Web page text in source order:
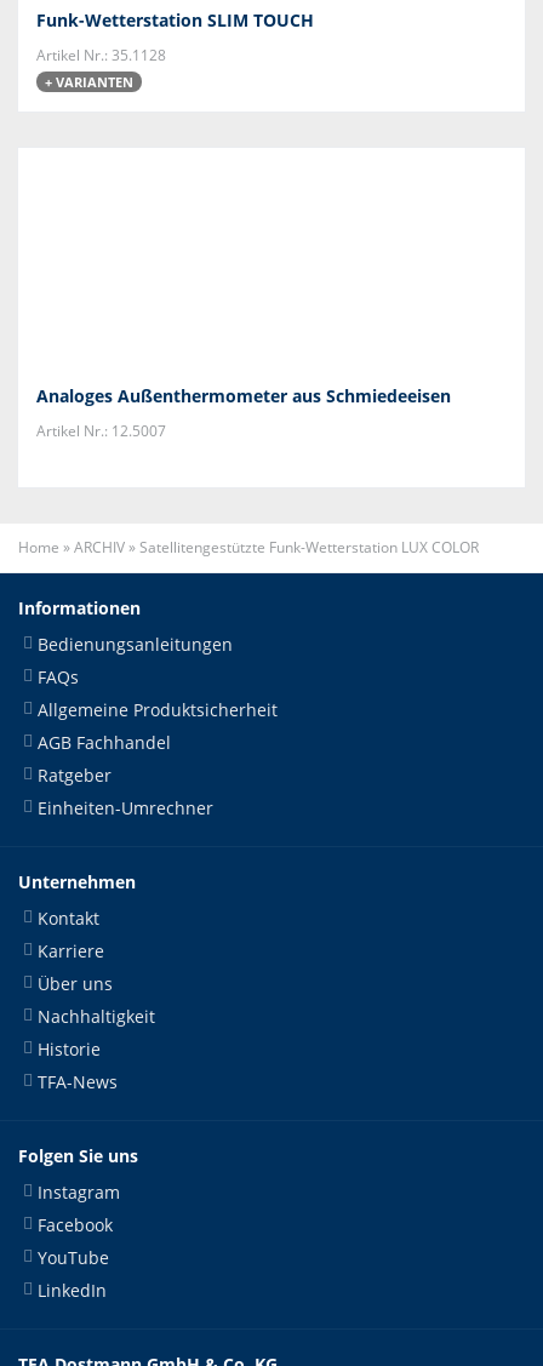
Funk-Wetterstation SLIM TOUCH
Artikel Nr.: 35.1128
+ VARIANTEN
Analoges Außenthermometer aus Schmiedeeisen
Artikel Nr.: 12.5007
Home »ARCHIV»Satellitengestützte Funk-Wetterstation LUX COLOR
Informationen
Bedienungsanleitungen
FAQs
Allgemeine Produktsicherheit
AGB Fachhandel
Ratgeber
Einheiten-Umrechner
Unternehmen
Kontakt
Karriere
Über uns
Nachhaltigkeit
Historie
TFA-News
Folgen Sie uns
Instagram
Facebook
YouTube
LinkedIn